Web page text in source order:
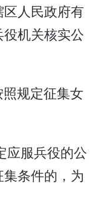
人民政府有
机关核实公
规定征集女
应服兵役的公
条件的，为